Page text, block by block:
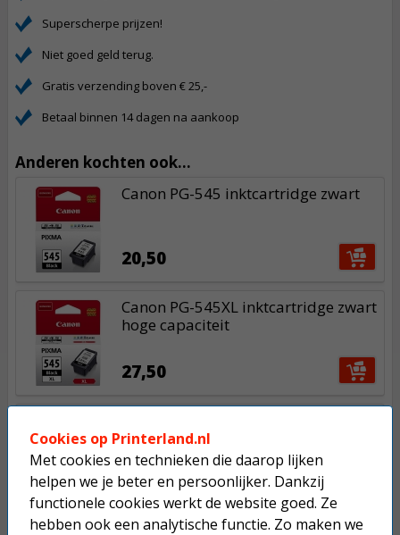
Superscherpe prijzen!
Niet goed geld terug.
Gratis verzending boven € 25,-
Betaal binnen 14 dagen na aankoop
Anderen kochten ook...
Canon PG-545 inktcartridge zwart
20,50
Canon PG-545XL inktcartridge zwart
hoge capaciteit
27,50
meter
10,25
Cookies op Printerland.nl
Met cookies en technieken die daarop lijken
helpen we je beter en persoonlijker. Dankzij
functionele cookies werkt de website goed. Ze
hebben ook een analytische functie. Zo maken we